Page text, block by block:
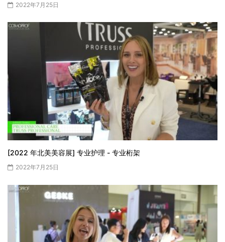
2022年7月25日
[2022 年北美美容展] 专业护理 - 专业桁架
2022年7月25日